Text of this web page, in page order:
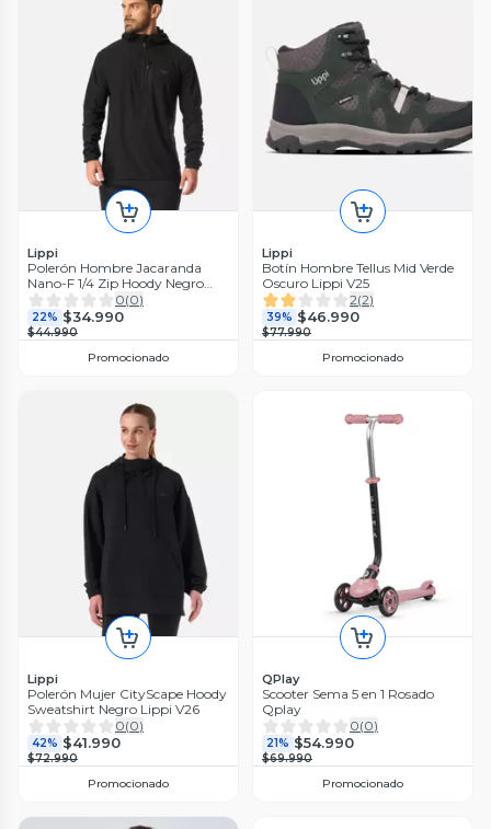
Lippi
Polerón Hombre Jacaranda
Nano-F 1/4 Zip Hoody Negro
Lippi I26
0(0)
22% $34.990
$44.990
Promocionado
Lippi
Botín Hombre Tellus Mid Verde
Oscuro Lippi V25
2(2)
39% $46.990
$77.990
Promocionado
Lippi
Polerón Mujer CityScape Hoody
Sweatshirt Negro Lippi V26
0(0)
42% $41.990
$72.990
Promocionado
QPlay
Scooter Sema 5 en 1 Rosado
Qplay
0(0)
21% $54.990
$69.990
Promocionado